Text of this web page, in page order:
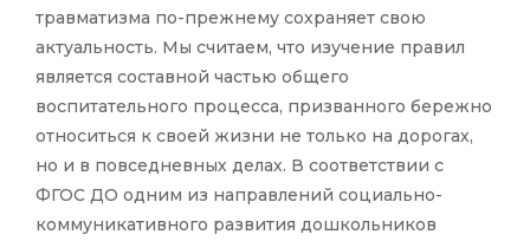
травматизма по-прежнему сохраняет свою
актуальность. Мы считаем, что изучение правил
является составной частью общего
воспитательного процесса, призванного бережно
относиться к своей жизни не только на дорогах,
но и в повседневных делах. В соответствии с
ФГОС ДО одним из направлений социально-
коммуникативного развития дошкольников